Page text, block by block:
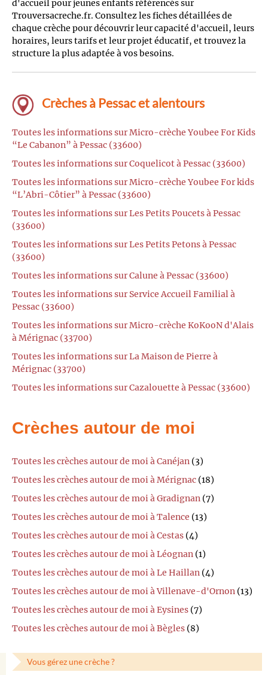
d'accueil pour jeunes enfants référencés sur
Trouversacreche.fr. Consultez les fiches détaillées de
chaque crèche pour découvrir leur capacité d'accueil, leurs
horaires, leurs tarifs et leur projet éducatif, et trouvez la
structure la plus adaptée à vos besoins.
Crèches à Pessac et alentours
Toutes les informations sur Micro-crèche Youbee For Kids
“Le Cabanon” à Pessac (33600)
Toutes les informations sur Coquelicot à Pessac (33600)
Toutes les informations sur Micro-crèche Youbee For kids
“L’Abri-Côtier” à Pessac (33600)
Toutes les informations sur Les Petits Poucets à Pessac
(33600)
Toutes les informations sur Les Petits Petons à Pessac
(33600)
Toutes les informations sur Calune à Pessac (33600)
Toutes les informations sur Service Accueil Familial à
Pessac (33600)
Toutes les informations sur Micro-crèche KoKooN d'Alais
à Mérignac (33700)
Toutes les informations sur La Maison de Pierre à
Mérignac (33700)
Toutes les informations sur Cazalouette à Pessac (33600)
Crèches autour de moi
Toutes les crèches autour de moi à Canéjan (3)
Toutes les crèches autour de moi à Mérignac (18)
Toutes les crèches autour de moi à Gradignan (7)
Toutes les crèches autour de moi à Talence (13)
Toutes les crèches autour de moi à Cestas (4)
Toutes les crèches autour de moi à Léognan (1)
Toutes les crèches autour de moi à Le Haillan (4)
Toutes les crèches autour de moi à Villenave-d'Ornon (13)
Toutes les crèches autour de moi à Eysines (7)
Toutes les crèches autour de moi à Bègles (8)
Vous gérez une crèche ?